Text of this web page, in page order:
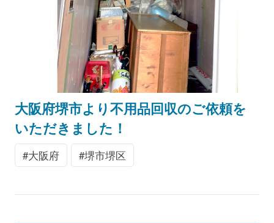
大阪府堺市より不用品回収のご依頼を
いただきました！
大阪府 堺市堺区